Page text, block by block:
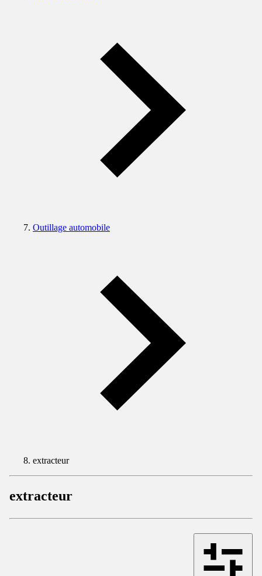
Outillage automobile
extracteur
extracteur